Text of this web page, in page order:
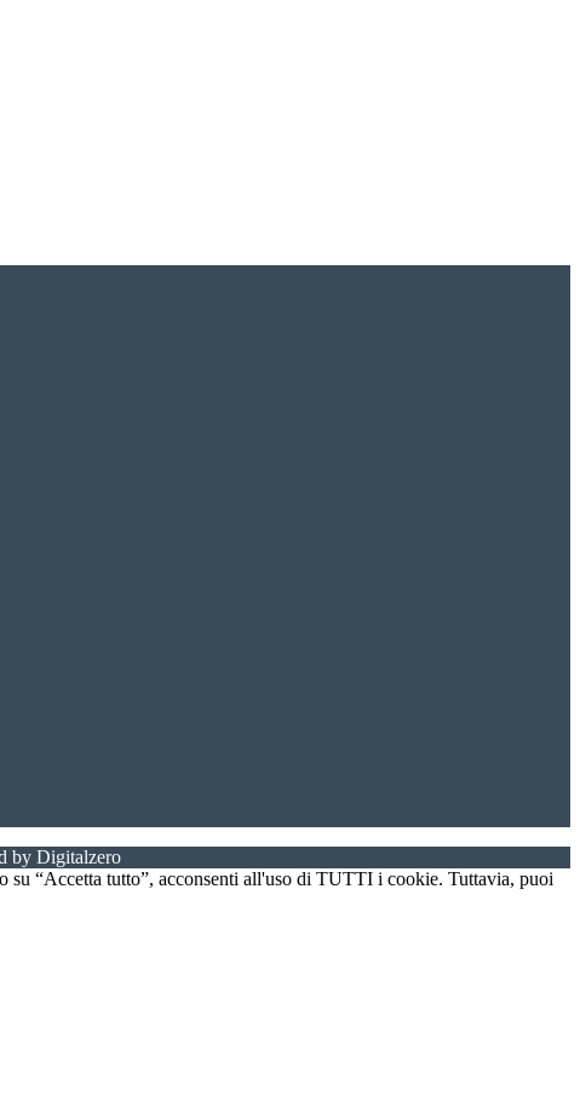
by Digitalzero
“Accetta tutto”, acconsenti all'uso di TUTTI i cookie. Tuttavia, puoi